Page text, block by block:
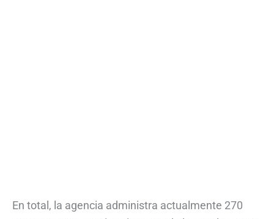
En total, la agencia administra actualmente 270